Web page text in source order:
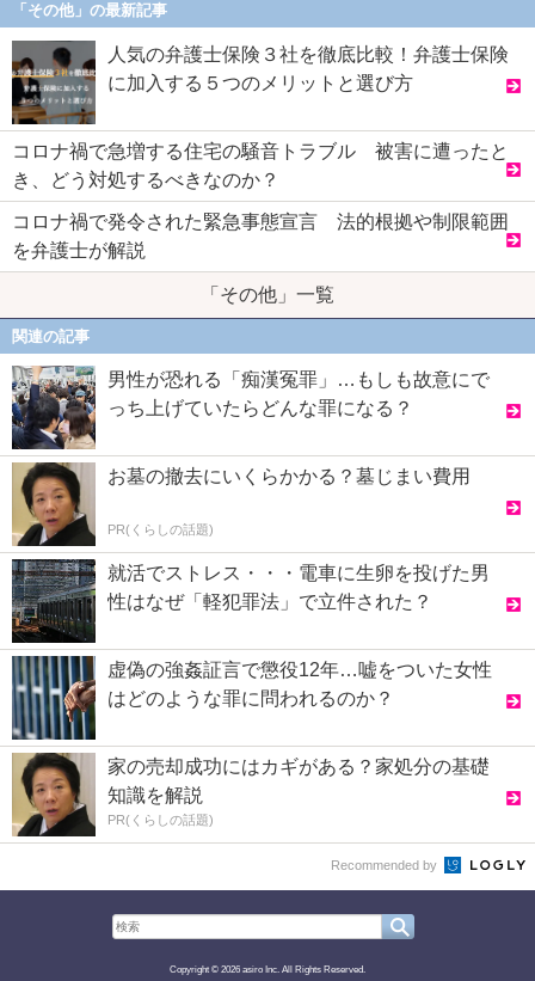
「その他」の最新記事
人気の弁護士保険３社を徹底比較！弁護士保険
に加入する５つのメリットと選び方
コロナ禍で急増する住宅の騒音トラブル 被害に遭ったと
き、どう対処するべきなのか？
コロナ禍で発令された緊急事態宣言 法的根拠や制限範囲
を弁護士が解説
「その他」一覧
関連の記事
男性が恐れる「痴漢冤罪」…もしも故意にで
っち上げていたらどんな罪になる？
お墓の撤去にいくらかかる？墓じまい費用
PR(くらしの話題)
就活でストレス・・・電車に生卵を投げた男
性はなぜ「軽犯罪法」で立件された？
虚偽の強姦証言で懲役12年…嘘をついた女性
はどのような罪に問われるのか？
家の売却成功にはカギがある？家処分の基礎
知識を解説
PR(くらしの話題)
Recommended by
Copyright © 2026 asiro Inc. All Rights Reserved.